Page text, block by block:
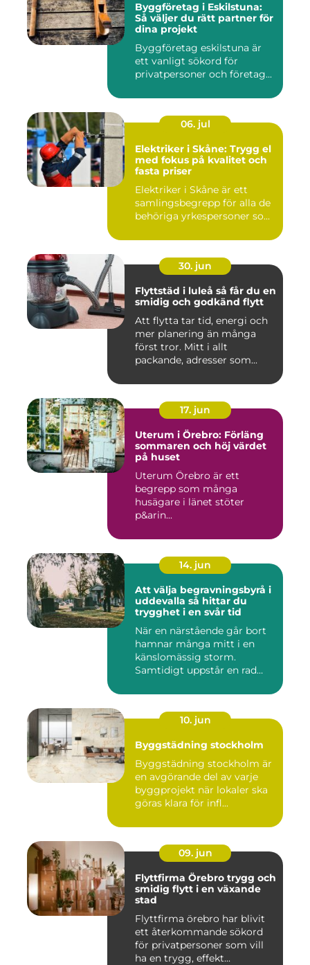
Byggföretag i Eskilstuna:
Så väljer du rätt partner för
dina projekt
Byggföretag eskilstuna är
ett vanligt sökord för
privatpersoner och företag...
06. jul
Elektriker i Skåne: Trygg el
med fokus på kvalitet och
fasta priser
Elektriker i Skåne är ett
samlingsbegrepp för alla de
behöriga yrkespersoner so...
30. jun
Flyttstäd i luleå så får du en
smidig och godkänd flytt
Att flytta tar tid, energi och
mer planering än många
först tror. Mitt i allt
packande, adresser som...
17. jun
Uterum i Örebro: Förläng
sommaren och höj värdet
på huset
Uterum Örebro är ett
begrepp som många
husägare i länet stöter
p&arin...
14. jun
Att välja begravningsbyrå i
uddevalla så hittar du
trygghet i en svår tid
När en närstående går bort
hamnar många mitt i en
känslomässig storm.
Samtidigt uppstår en rad
10. jun
Byggstädning stockholm
Byggstädning stockholm är
en avgörande del av varje
byggprojekt när lokaler ska
göras klara för infl...
09. jun
Flyttfirma Örebro trygg och
smidig flytt i en växande
stad
Flyttfirma örebro har blivit
ett återkommande sökord
för privatpersoner som vill
ha en trygg, effekt...